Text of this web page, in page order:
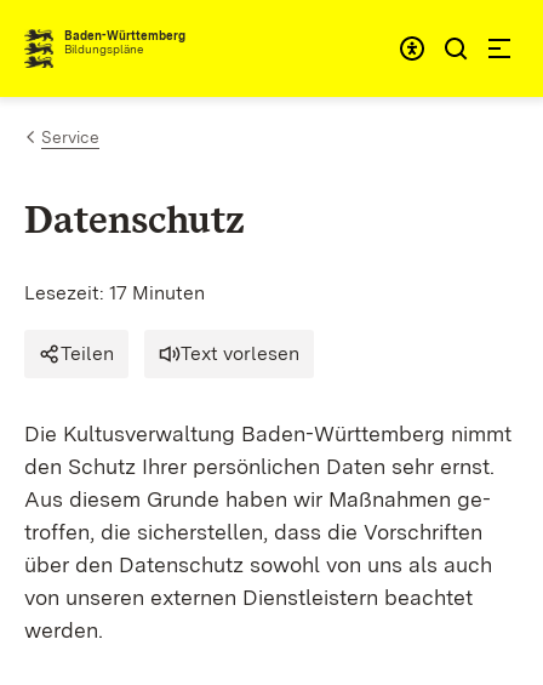
Zum Inhalt springen
Baden-Württemberg
Bildungspläne
Service
Da­ten­schutz
Lesezeit: 17 Minuten
Tei­len Text vorlesen
Die Kul­tus­ver­wal­tung Ba­den-Würt­tem­berg nimmt
den Schutz Ih­rer per­sön­li­chen Da­ten sehr ernst.
Aus die­sem Grun­de ha­ben wir Maß­nah­men ge­
trof­fen, die si­cher­stel­len, dass die Vor­schrif­ten
über den Da­ten­schutz so­wohl von uns als auch
von un­se­ren ex­ter­nen Dienst­leis­tern be­ach­tet
wer­den.